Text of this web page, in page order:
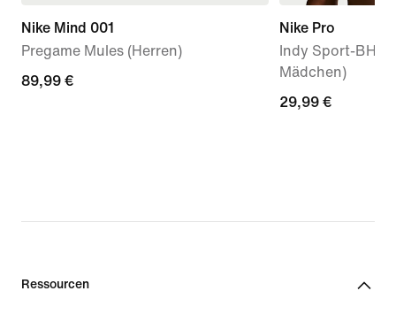
Nike Mind 001
Pregame Mules (Herren)
89,99 €
89,99 €
Nike Pro
Indy Sport-BH
Mädchen)
29,99 €
29,99 €
Ressourcen